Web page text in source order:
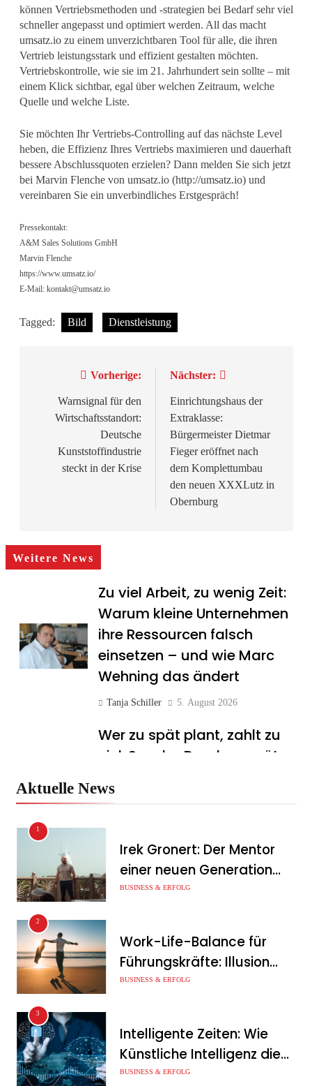
können Vertriebsmethoden und -strategien bei Bedarf sehr viel
schneller angepasst und optimiert werden. All das macht
umsatz.io zu einem unverzichtbaren Tool für alle, die ihren
Vertrieb leistungsstark und effizient gestalten möchten.
Vertriebskontrolle, wie sie im 21. Jahrhundert sein sollte – mit
einem Klick sichtbar, egal über welchen Zeitraum, welche
Quelle und welche Liste.
Sie möchten Ihr Vertriebs-Controlling auf das nächste Level
heben, die Effizienz Ihres Vertriebs maximieren und dauerhaft
bessere Abschlussquoten erzielen? Dann melden Sie sich jetzt
bei Marvin Flenche von umsatz.io (http://umsatz.io) und
vereinbaren Sie ein unverbindliches Erstgespräch!
Pressekontakt:
A&M Sales Solutions GmbH
Marvin Flenche
https://www.umsatz.io/
E-Mail: kontakt@umsatz.io
Tagged: Bild Dienstleistung
Beitragsnavigation
Vorherige:
Warnsignal für den
Wirtschaftsstandort:
Deutsche
Kunststoffindustrie
steckt in der Krise
Nächster:
Einrichtungshaus der
Extraklasse:
Bürgermeister Dietmar
Fieger eröffnet nach
dem Komplettumbau
den neuen XXXLutz in
Obernburg
Weitere News
Zu viel Arbeit, zu wenig Zeit:
Warum kleine Unternehmen
ihre Ressourcen falsch
einsetzen – und wie Marc
Wehning das ändert
Tanja Schiller 5. August 2026
Wer zu spät plant, zahlt zu
viel: Sascha Drache verrät,
Unternehmer schon Jahre
entschieden wird
Tanja Schiller 5. August 2026
ENERTRAG eröffnet neues
Ausbildungs- und
Schulungszentrum in
Dauerthal
GmbH: Volle
Auftragsbücher und
Aktuelle News
1
Irek Gronert: Der Mentor
einer neuen Generation
von Unternehmern
BUSINESS & ERFOLG
2
Work-Life-Balance für
Führungskräfte: Illusion
oder echte Chance?
BUSINESS & ERFOLG
3
Intelligente Zeiten: Wie
Künstliche Intelligenz die
Geschäftswelt verändert
BUSINESS & ERFOLG